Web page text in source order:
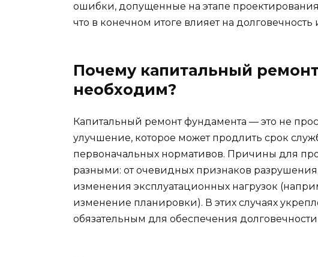
ошибки, допущенные на этапе
что в конечном итоге влияет на долговечность
Почему капитальный
необходим?
Капитальный ремонт фундамента — это не
улучшение, которое может продлить срок
первоначальных нормативов. Причины для
разными: от очевидных признаков
изменения эксплуатационных нагрузок
изменение планировки). В этих случаях
обязательным для обеспечения